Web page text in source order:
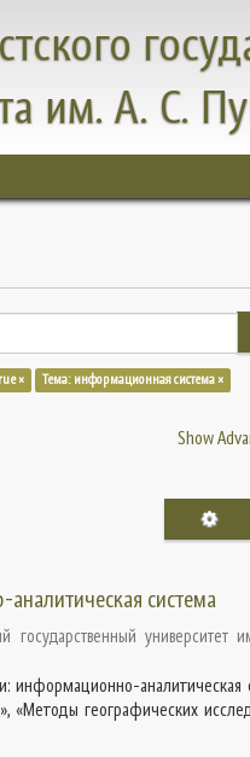
им. А. С.
×
Тема: информационная система ×
Show
система
государственный университет
информационно-аналитическая
«Методы географических